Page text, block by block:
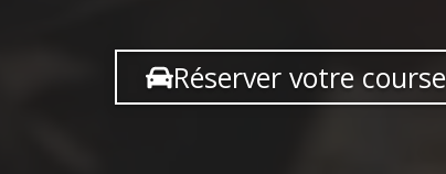
Réserver votre course